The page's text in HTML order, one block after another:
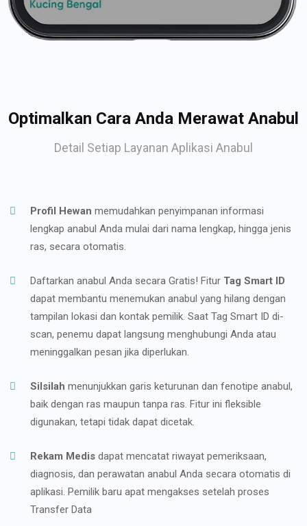
Optimalkan Cara Anda Merawat Anabul
Detail Setiap Layanan Aplikasi Anabul
Profil Hewan memudahkan penyimpanan informasi
lengkap anabul Anda mulai dari nama lengkap, hingga jenis
ras, secara otomatis.
Daftarkan anabul Anda secara Gratis! Fitur Tag Smart ID
dapat membantu menemukan anabul yang hilang dengan
tampilan lokasi dan kontak pemilik. Saat Tag Smart ID di-
scan, penemu dapat langsung menghubungi Anda atau
meninggalkan pesan jika diperlukan.
Silsilah menunjukkan garis keturunan dan fenotipe anabul,
baik dengan ras maupun tanpa ras. Fitur ini fleksible
digunakan, tetapi tidak dapat dicetak.
Rekam Medis dapat mencatat riwayat pemeriksaan,
diagnosis, dan perawatan anabul Anda secara otomatis di
aplikasi. Pemilik baru apat mengakses setelah proses
Transfer Data